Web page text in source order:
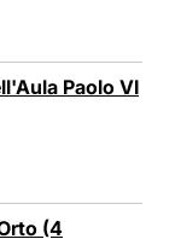
Paolo VI
(4